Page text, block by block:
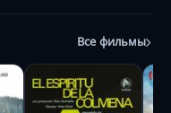
Все фильмы